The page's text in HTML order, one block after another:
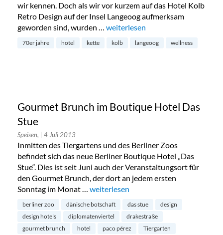
wir kennen. Doch als wir vor kurzem auf das Hotel Kolb
Retro Design auf der Insel Langeoog aufmerksam
geworden sind, wurden … „Hotel Kolb Retro Design auf
weiterlesen
70er jahre hotel kette kolb langeoog wellness
Gourmet Brunch im Boutique Hotel Das
Stue
Speisen, | 4 Juli 2013
Inmitten des Tiergartens und des Berliner Zoos
befindet sich das neue Berliner Boutique Hotel „Das
Stue“. Dies ist seit Juni auch der Veranstaltungsort für
den Gourmet Brunch, der dort an jedem ersten
Sonntag im Monat … „Gourmet Brunch im Boutique Hotel
weiterlesen
berliner zoo dänische botschaft das stue
design
design hotels
diplomatenviertel
drakestraße
gourmet brunch
hotel paco pérez Tiergarten